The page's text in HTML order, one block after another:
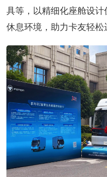
具等，以精细化座舱设
休息环境，助力卡友轻松